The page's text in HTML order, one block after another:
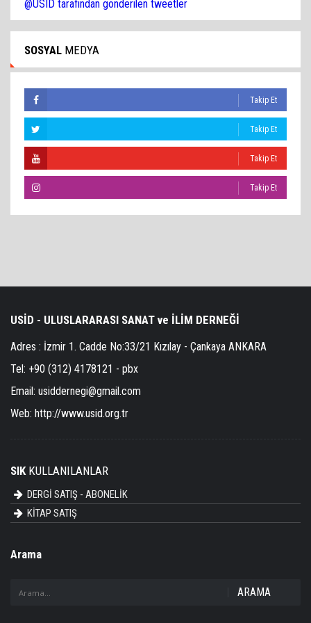
@USID tarafından gönderilen tweetler
SOSYAL MEDYA
Takip Et
Takip Et
Takip Et
Takip Et
USİD - ULUSLARARASI SANAT ve İLİM DERNEĞİ
Adres : İzmir 1. Cadde No:33/21 Kızılay - Çankaya ANKARA
Tel: +90 (312) 4178121 - pbx
Email: usiddernegi@gmail.com
Web: http://www.usid.org.tr
SIKKULLANILANLAR
DERGİ SATIŞ - ABONELİK
KİTAP SATIŞ
Arama
ARAMA